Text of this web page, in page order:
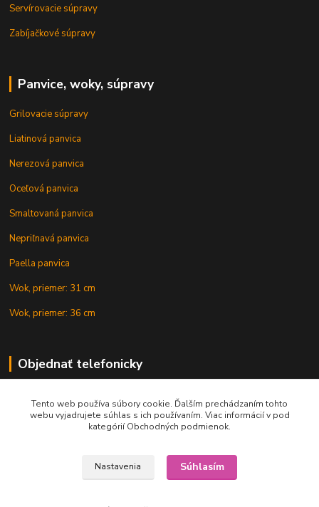
Servírovacie súpravy
Zabíjačkové súpravy
Panvice, woky, súpravy
Grilovacie súpravy
Liatinová panvica
Nerezová panvica
Oceľová panvica
Smaltovaná panvica
Nepriľnavá panvica
Paella panvica
Wok, priemer: 31 cm
Wok, priemer: 36 cm
Objednať telefonicky
+421 902 212 007
Tento web používa súbory cookie. Ďalším prechádzaním tohto
webu vyjadrujete súhlas s ich používaním. Viac informácií v pod
kategórií Obchodných podmienok.
Nastavenia Súhlasím